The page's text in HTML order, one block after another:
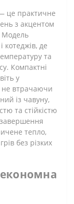
це практичне
з акцентом
Модель
котеджів, де
та
Компактні
у
втрачаючи
із чавуну,
та стійкістю
тепло,
без різких